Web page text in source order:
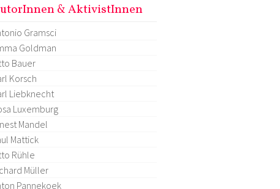
& AktivistInnen
Gramsci
Goldman
Bauer
Korsch
Liebknecht
Luxemburg
Mandel
Mattick
Rühle
Müller
Pannekoek